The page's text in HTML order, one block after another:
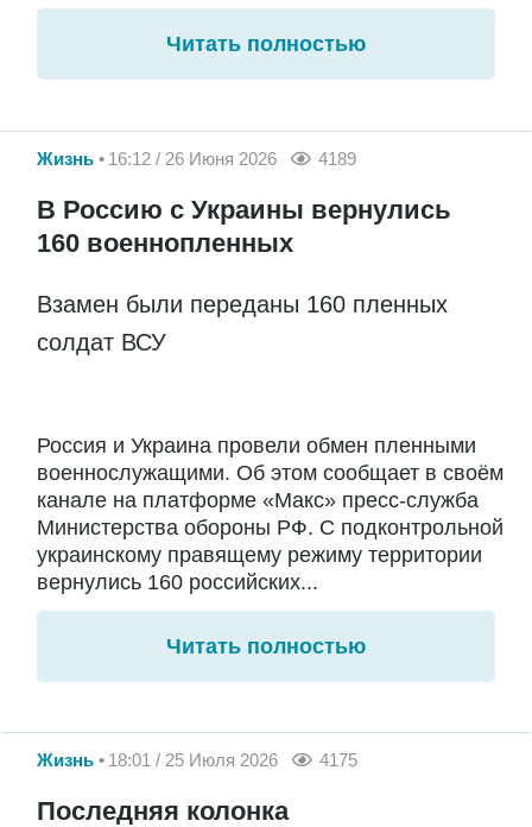
Читать полностью
Жизнь 16:12 / 26 Июня 2026 4189
В Россию с Украины вернулись
160 военнопленных
Взамен были переданы 160 пленных
солдат ВСУ
Россия и Украина провели обмен пленными
военнослужащими. Об этом сообщает в своём
канале на платформе «Макс» пресс-служба
Министерства обороны РФ. С подконтрольной
украинскому правящему режиму территории
вернулись 160 российских...
Читать полностью
Жизнь 18:01 / 25 Июля 2026 4175
Последняя колонка